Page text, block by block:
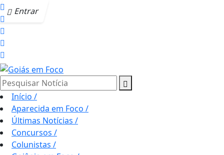
Entrar
Pesquisar Notícia
Início /
Aparecida em Foco /
Últimas Notícias /
Concursos /
Colunistas /